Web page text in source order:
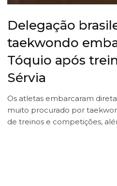
Delegação
taekwondo
Tóquio após
Sérvia
Os atletas embarcaram
muito procurado por
de treinos e competições,